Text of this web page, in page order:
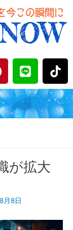
L
i
n
e
が拡大
月8日